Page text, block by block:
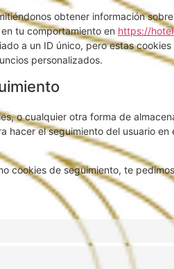
obtener información
tu comportamiento en https://
a un ID único, pero estas
personalizados.
o cualquier otra forma de
hacer el seguimiento del usuario
cookies de seguimiento, te